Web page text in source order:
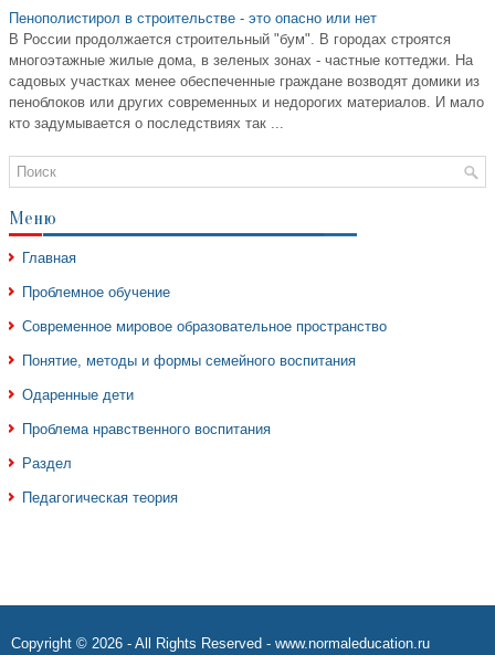
Пенополистирол в строительстве - это опасно или нет
В России продолжается строительный "бум". В городах строятся
многоэтажные жилые дома, в зеленых зонах - частные коттеджи. На
садовых участках менее обеспеченные граждане возводят домики из
пеноблоков или других современных и недорогих материалов. И мало
кто задумывается о последствиях так ...
Меню
Главная
Проблемное обучение
Современное мировое образовательное пространство
Понятие, методы и формы семейного воспитания
Одаренные дети
Проблема нравственного воспитания
Раздел
Педагогическая теория
Copyright © 2026 - All Rights Reserved - www.normaleducation.ru